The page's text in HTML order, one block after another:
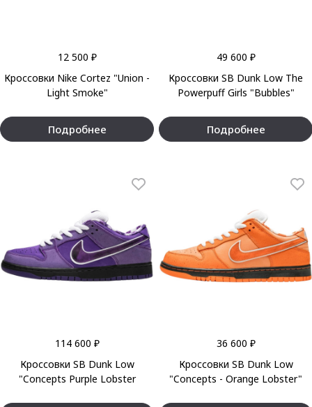
12 500 ₽
Кроссовки Nike Cortez "Union -
Light Smoke"
Подробнее
49 600 ₽
Кроссовки SB Dunk Low The
Powerpuff Girls "Bubbles"
Подробнее
114 600 ₽
Кроссовки SB Dunk Low
"Concepts Purple Lobster
36 600 ₽
Кроссовки SB Dunk Low
"Concepts - Orange Lobster"